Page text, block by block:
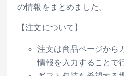
の情報をまとめました。
【注文について】
注文は商品ページから
情報を入力することで